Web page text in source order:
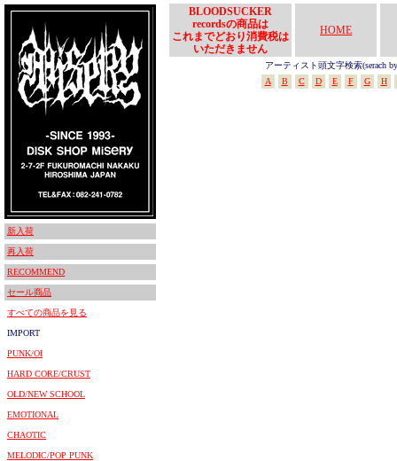
新入荷
再入荷
RECOMMEND
セール商品
すべての商品を見る
IMPORT
PUNK/OI
HARD CORE/CRUST
OLD/NEW SCHOOL
EMOTIONAL
CHAOTIC
MELODIC/POP PUNK
BLOODSUCKER
recordsの商品は
これまでどおり消費税は
いただきません
HOME
アーティスト頭文字検索(serach
A
B C D E F G H